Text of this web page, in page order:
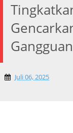
Juli 06, 2025